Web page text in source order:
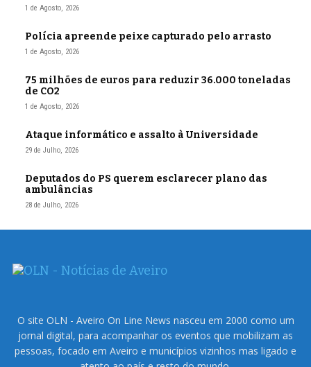
1 de Agosto, 2026
Polícia apreende peixe capturado pelo arrasto
1 de Agosto, 2026
75 milhões de euros para reduzir 36.000 toneladas
de CO2
1 de Agosto, 2026
Ataque informático e assalto à Universidade
29 de Julho, 2026
Deputados do PS querem esclarecer plano das
ambulâncias
28 de Julho, 2026
O site OLN - Aveiro On Line News nasceu em 2000 como um
jornal digital, para acompanhar os eventos que mobilizam as
pessoas, focado em Aveiro e municípios vizinhos mas ligado e